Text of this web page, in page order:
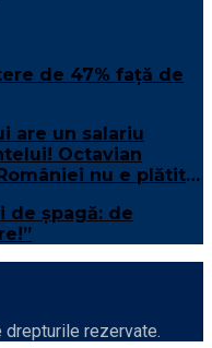
de 47% față de
are un salariu
Octavian
nu e plătit
de șpagă: de
drepturile rezervate.